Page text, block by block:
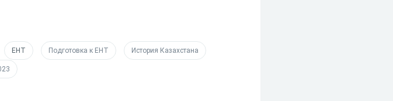
ЕНТ Подготовка к ЕНТ История Казахстана